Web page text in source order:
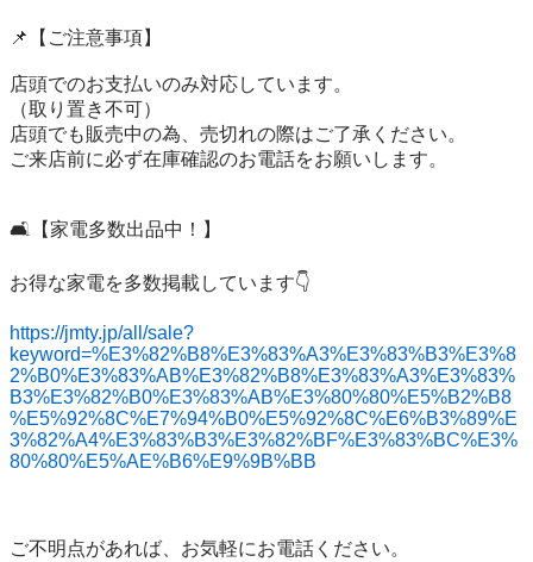
📌【ご注意事項】
店頭でのお支払いのみ対応しています。
（取り置き不可）
店頭でも販売中の為、売切れの際はご了承ください。
ご来店前に必ず在庫確認のお電話をお願いします。
🛋️【家電多数出品中！】
お得な家電を多数掲載しています👇
https://jmty.jp/all/sale?
keyword=%E3%82%B8%E3%83%A3%E3%83%B3%E3%8
2%B0%E3%83%AB%E3%82%B8%E3%83%A3%E3%83%
B3%E3%82%B0%E3%83%AB%E3%80%80%E5%B2%B8
%E5%92%8C%E7%94%B0%E5%92%8C%E6%B3%89%E
3%82%A4%E3%83%B3%E3%82%BF%E3%83%BC%E3%
80%80%E5%AE%B6%E9%9B%BB
ご不明点があれば、お気軽にお電話ください。